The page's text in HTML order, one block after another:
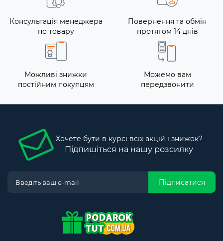
Консультація менеджера
по товару
Повернення та обмін
протягом 14 днів
Можливі знижки
постійним покупцям
Можемо вам
передзвонити
Хочете бути в курсі всіх акцій і знижок?
Підпишіться на нашу розсилку
Підписатися